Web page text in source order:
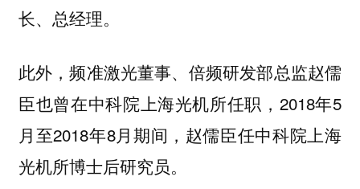
长、总经理。
此外，频准激光董事、倍频研发部总监赵儒
臣也曾在中科院上海光机所任职，2018年5
月至2018年8月期间，赵儒臣任中科院上海
光机所博士后研究员。